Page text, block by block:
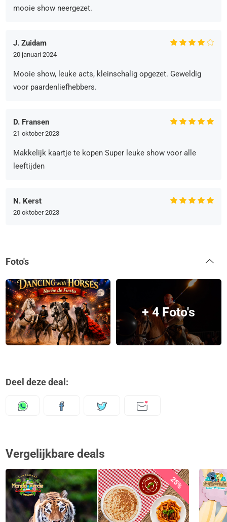
mooie show neergezet.
J. Zuidam
20 januari 2024
Mooie show, leuke acts, kleinschalig opgezet. Geweldig
voor paardenliefhebbers.
D. Fransen
21 oktober 2023
Makkelijk kaartje te kopen Super leuke show voor alle
leeftijden
N. Kerst
20 oktober 2023
Foto's
+ 4 Foto's
Deel deze deal:
Vergelijkbare deals
25%